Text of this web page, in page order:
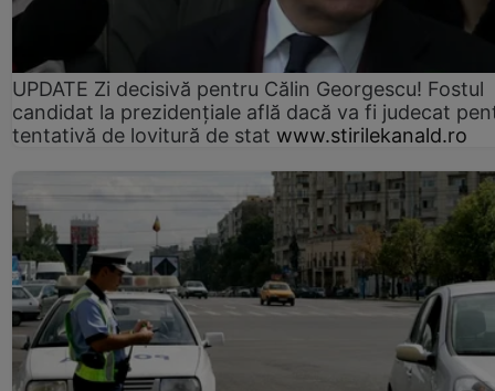
UPDATE Zi decisivă pentru Călin Georgescu! Fostul
candidat la prezidențiale află dacă va fi judecat
tentativă de lovitură de stat www.stirilekanald.ro